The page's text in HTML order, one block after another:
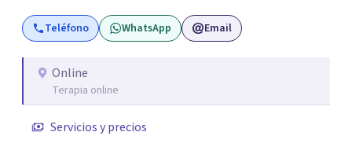
mental y he trabajado en distintos contextos clínicos con
niños, Adolescentes y Adultos
Teléfono WhatsApp Email
Online
Terapia online
Servicios y precios